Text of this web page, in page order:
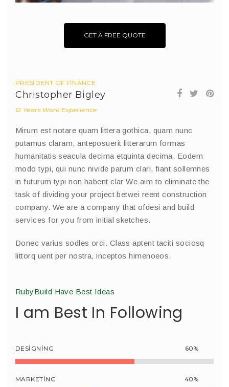
GET A FREE QUOTE
PRESIDENT OF FINANCE
Christopher Bigley
12 Years Work Experience
Mirum est notare quam littera gothica, quam nunc
putamus claram, anteposuerit litterarum formas
humanitatis seacula decima etquinta decima. Eodem
modo typi, qui nunc nivide parum clari, fiant sollemnes
in futurum typi non habent clar We aim to eliminate the
task of dividing your project betwei reent construction
company. We are a company that ofdesi and build
services for you from initial sketches.
Donec varius sodles orci. Class aptent taciti sociosq
littorq uent per nostra, inceptos himenoeos.
RubyBuild Have Best Ideas
I am Best In Following
DESIGNING 60%
MARKETING 40%